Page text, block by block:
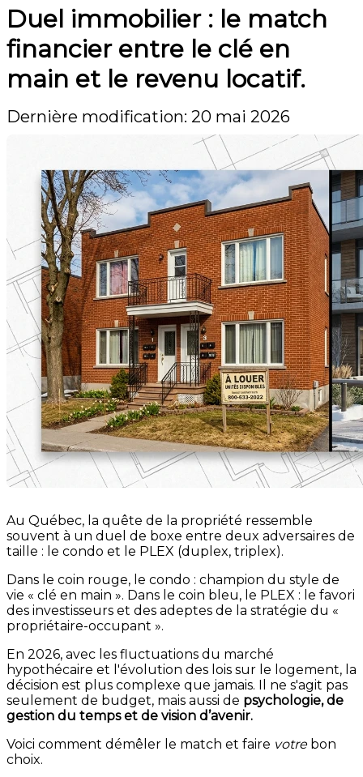
Duel immobilier : le match
financier entre le clé en
main et le revenu locatif.
Dernière modification: 20 mai 2026
Au Québec, la quête de la propriété ressemble
souvent à un duel de boxe entre deux adversaires de
taille : le condo et le PLEX (duplex, triplex).
Dans le coin rouge, le condo : champion du style de
vie « clé en main ». Dans le coin bleu, le PLEX : le favori
des investisseurs et des adeptes de la stratégie du «
propriétaire-occupant ».
En 2026, avec les fluctuations du marché
hypothécaire et l'évolution des lois sur le logement, la
décision est plus complexe que jamais. Il ne s'agit pas
seulement de budget, mais aussi de psychologie, de
gestion du temps et de vision d’avenir.
Voici comment démêler le match et faire votrebon
choix.